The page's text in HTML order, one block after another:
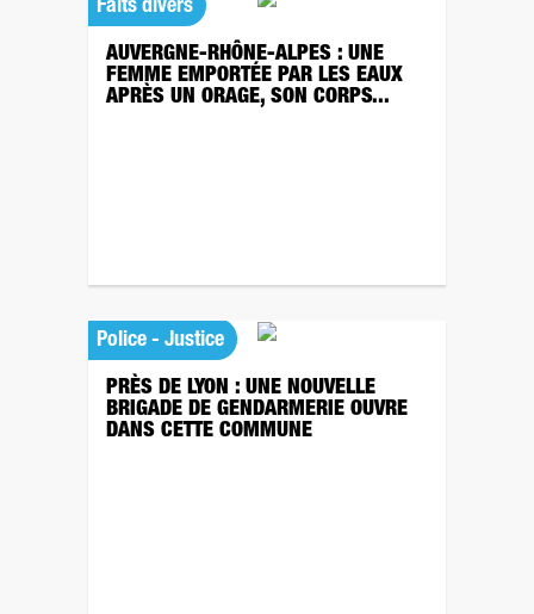
Faits divers
AUVERGNE-RHÔNE-ALPES : UNE
FEMME EMPORTÉE PAR LES EAUX
APRÈS UN ORAGE, SON CORPS...
Police - Justice
PRÈS DE LYON : UNE NOUVELLE
BRIGADE DE GENDARMERIE OUVRE
DANS CETTE COMMUNE